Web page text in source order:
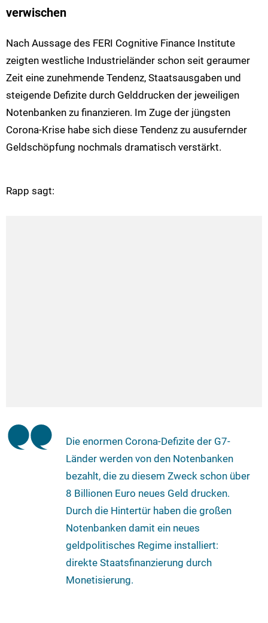
verwischen
Nach Aussage des FERI Cognitive Finance Institute
zeigten westliche Industrieländer schon seit geraumer
Zeit eine zunehmende Tendenz, Staatsausgaben und
steigende Defizite durch Gelddrucken der jeweiligen
Notenbanken zu finanzieren. Im Zuge der jüngsten
Corona-Krise habe sich diese Tendenz zu ausufernder
Geldschöpfung nochmals dramatisch verstärkt.
Rapp sagt:
Die enormen Corona-Defizite der G7-
Länder werden von den Notenbanken
bezahlt, die zu diesem Zweck schon über
8 Billionen Euro neues Geld drucken.
Durch die Hintertür haben die großen
Notenbanken damit ein neues
geldpolitisches Regime installiert:
direkte Staatsfinanzierung durch
Monetisierung.